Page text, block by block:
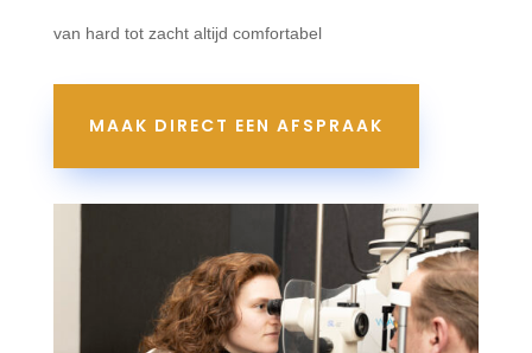
van hard tot zacht altijd comfortabel
MAAK DIRECT EEN AFSPRAAK